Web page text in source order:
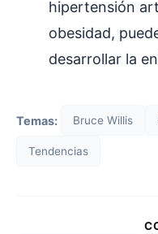
hipertensión
obesidad,
desarrollar la
Temas: Bruce Willis
Tendencias